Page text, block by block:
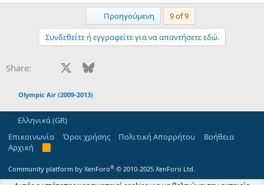
Προηγούμενη
9 of 9
Συνδεθείτε ή εγγραφείτε για να απαντήσετε εδώ.
Share: Facebook Bluesky
Olympic Air (2009-2013)
Ελληνικά (GR)
Επικοινωνία
Όροι χρήσης Πολιτική Απορρήτου
Βοήθεια
Αρχική
R
Community platform by XenForo® © 2010-2025 XenForo Ltd.